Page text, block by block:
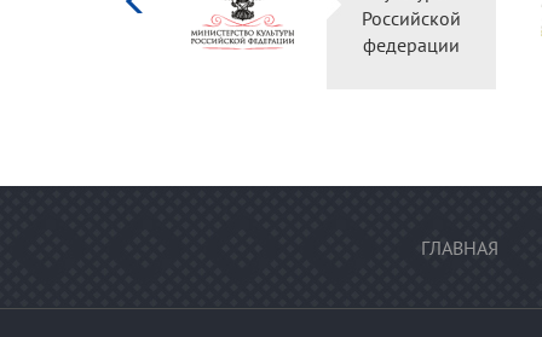
Российской
федерации
ГЛАВНАЯ